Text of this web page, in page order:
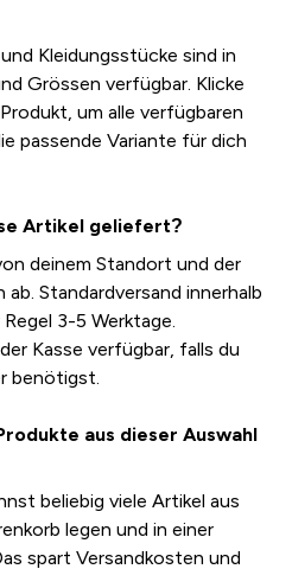
Kleidungsstücke sind in
Grössen verfügbar. Klicke
um alle verfügbaren
passende Variante für dich
Artikel geliefert?
deinem Standort und der
Standardversand innerhalb
3-5 Werktage.
Kasse verfügbar, falls du
benötigst.
aus dieser Auswahl
beliebig viele Artikel aus
legen und in einer
spart Versandkosten und